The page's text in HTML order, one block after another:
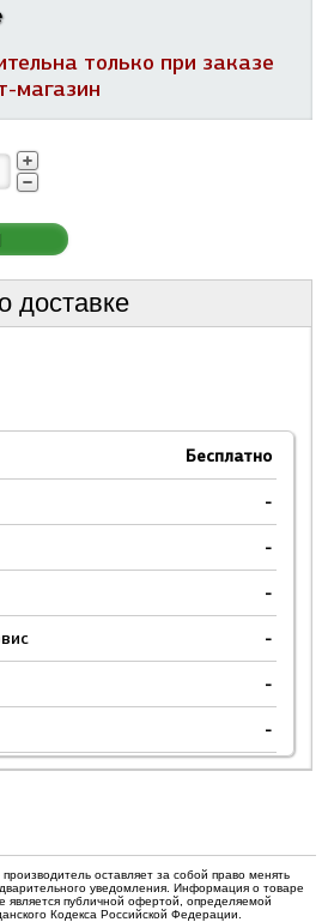
только при заказе
магазин
доставке
Бесплатно
-
-
-
-
-
-
оставляет за собой право менять
уведомления. Информация о товаре
является публичной офертой, определяемой
Кодекса Российской Федерации.